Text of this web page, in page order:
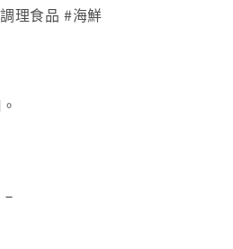
理食品 #海鮮